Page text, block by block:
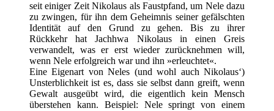
seit einiger Zeit Nikolaus als Faustpfand, um Nele dazu
zu zwingen, für ihn dem Geheimnis seiner gefälschten
Identität auf den Grund zu gehen. Bis zu ihrer
Rückkehr hat Jachhwa Nikolaus in einen Greis
verwandelt, was er erst wieder zurücknehmen will,
wenn Nele erfolgreich war und ihn »erleuchtet«.
Eine Eigenart von Neles (und wohl auch Nikolaus‘)
Unsterblichkeit ist es, dass sie selbst dann greift, wenn
Gewalt ausgeübt wird, die eigentlich kein Mensch
überstehen kann. Beispiel: Nele springt von einem